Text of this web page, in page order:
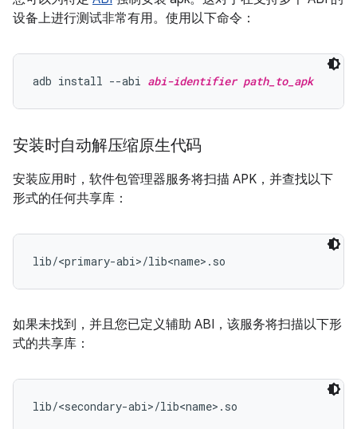
设备上进行测试非常有用。使用以下命令：
adb install --abi abi-identifier path_to_apk
安装时自动解压缩原生代码
安装应用时，软件包管理器服务将扫描 APK，并查找以下
形式的任何共享库：
如果未找到，并且您已定义辅助 ABI，该服务将扫描以下形
式的共享库：